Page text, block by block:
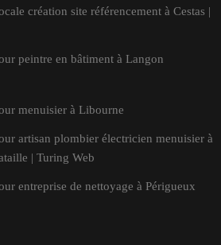
création site référencement à Cestas |
peintre en bâtiment à Langon
menuisier à Libourne
artisan plombier électricien menuisier à
| Turing Web
entreprise de nettoyage à Périgueux